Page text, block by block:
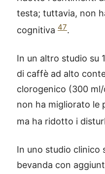
testa; tuttavia, non
cognitiva 47.
In un altro studio su
di caffè ad alto
clorogenico (300
non ha migliorato le
ma ha ridotto i
In uno studio clinico
bevanda con